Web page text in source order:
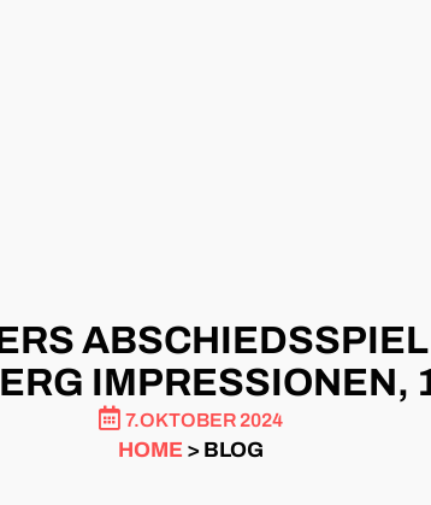
IMPRESSIONEN,
7.OKTOBER 2024
HOME > BLOG